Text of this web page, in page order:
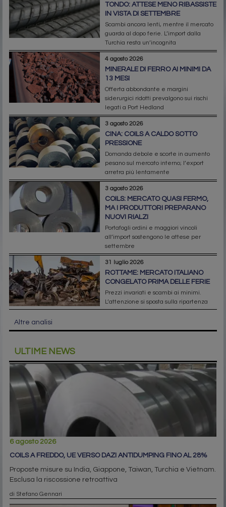
TONDO: ATTESE MENO RIBASSISTE
IN VISTA DI SETTEMBRE
Scambi ancora lenti, mentre il mercato
guarda al dopo ferie. L’import dalla
Turchia resta un’incognita
4 agosto 2026
MINERALE DI FERRO AI MINIMI DA
13 MESI
Offerta abbondante e margini
siderurgici ridotti prevalgono sui rischi
legati a Port Hedland
3 agosto 2026
CINA: COILS A CALDO SOTTO
PRESSIONE
Domanda debole e scorte in aumento
pesano sul mercato interno; l’export
arretra più lentamente
3 agosto 2026
COILS: MERCATO QUASI FERMO,
MA I PRODUTTORI PREPARANO
NUOVI RIALZI
Portafogli ordini e maggiori vincoli
all’import sostengono le attese per
settembre
31 luglio 2026
ROTTAME: MERCATO ITALIANO
CONGELATO PRIMA DELLE FERIE
Prezzi invariati e scambi ai minimi.
L’attenzione si sposta sulla ripartenza
Altre analisi
ULTIME NEWS
6 agosto 2026
COILS A FREDDO, UE VERSO DAZI ANTIDUMPING FINO AL 28%
Proposte misure su India, Giappone, Taiwan, Turchia e Vietnam.
Esclusa la riscossione retroattiva
di Stefano Gennari